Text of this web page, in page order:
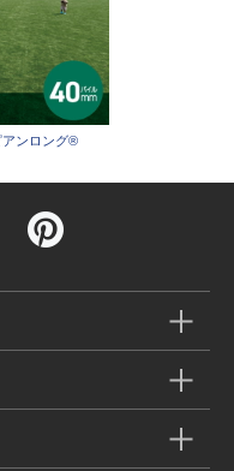
アンロング®